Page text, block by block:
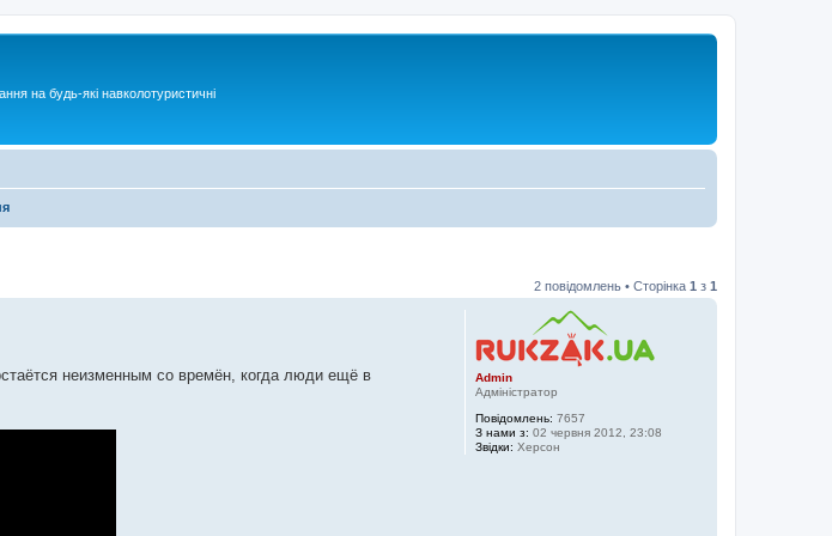
на будь-які навколотуристичні
2 повідомлень • Сторінка 1 з 1
Admin
Адміністратор
Повідомлень: 7657
З нами з: 02 червня 2012, 23:08
Звідки: Херсон
неизменным со времён, когда люди ещё в